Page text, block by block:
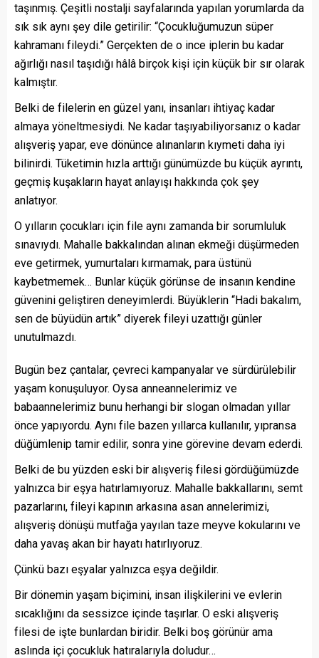
taşınmış. Çeşitli nostalji sayfalarında yapılan yorumlarda da
sık sık aynı şey dile getirilir: “Çocukluğumuzun süper
kahramanı fileydi.” Gerçekten de o ince iplerin bu kadar
ağırlığı nasıl taşıdığı hâlâ birçok kişi için küçük bir sır olarak
kalmıştır.
Belki de filelerin en güzel yanı, insanları ihtiyaç kadar
almaya yöneltmesiydi. Ne kadar taşıyabiliyorsanız o kadar
alışveriş yapar, eve dönünce alınanların kıymeti daha iyi
bilinirdi. Tüketimin hızla arttığı günümüzde bu küçük ayrıntı,
geçmiş kuşakların hayat anlayışı hakkında çok şey
anlatıyor.
O yılların çocukları için file aynı zamanda bir sorumluluk
sınavıydı. Mahalle bakkalından alınan ekmeği düşürmeden
eve getirmek, yumurtaları kırmamak, para üstünü
kaybetmemek… Bunlar küçük görünse de insanın kendine
güvenini geliştiren deneyimlerdi. Büyüklerin “Hadi bakalım,
sen de büyüdün artık” diyerek fileyi uzattığı günler
unutulmazdı.
Bugün bez çantalar, çevreci kampanyalar ve sürdürülebilir
yaşam konuşuluyor. Oysa anneannelerimiz ve
babaannelerimiz bunu herhangi bir slogan olmadan yıllar
önce yapıyordu. Aynı file bazen yıllarca kullanılır, yıpransa
düğümlenip tamir edilir, sonra yine görevine devam ederdi.
Belki de bu yüzden eski bir alışveriş filesi gördüğümüzde
yalnızca bir eşya hatırlamıyoruz. Mahalle bakkallarını, semt
pazarlarını, fileyi kapının arkasına asan annelerimizi,
alışveriş dönüşü mutfağa yayılan taze meyve kokularını ve
daha yavaş akan bir hayatı hatırlıyoruz.
Çünkü bazı eşyalar yalnızca eşya değildir.
Bir dönemin yaşam biçimini, insan ilişkilerini ve evlerin
sıcaklığını da sessizce içinde taşırlar. O eski alışveriş
filesi de işte bunlardan biridir. Belki boş görünür ama
aslında içi çocukluk hatıralarıyla doludur…